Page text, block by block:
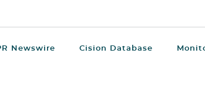
Newswire Cision Database